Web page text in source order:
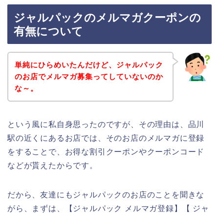
ジャルパックのメルマガクーポンの
有無について
単純にひらめいたんだけど、ジャルパック
のお店でメルマガ募集ってしていないのか
な～。
という風に私自身思ったのですが、その理由は、品川
駅の近くにあるお店では、そのお店のメルマガに登録
をすることで、お得な割引クーポンやクーポンコード
などが貰えたからです。
だから、友達にもジャルパックのお店のことを聞きな
がら、まずは、【ジャルパック メルマガ登録】【 ジャ